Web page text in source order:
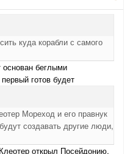
куда корабли с самого
основан беглыми
готов будет
Мореход и его правнук
создавать другие люди,
открыл Посейдонию,